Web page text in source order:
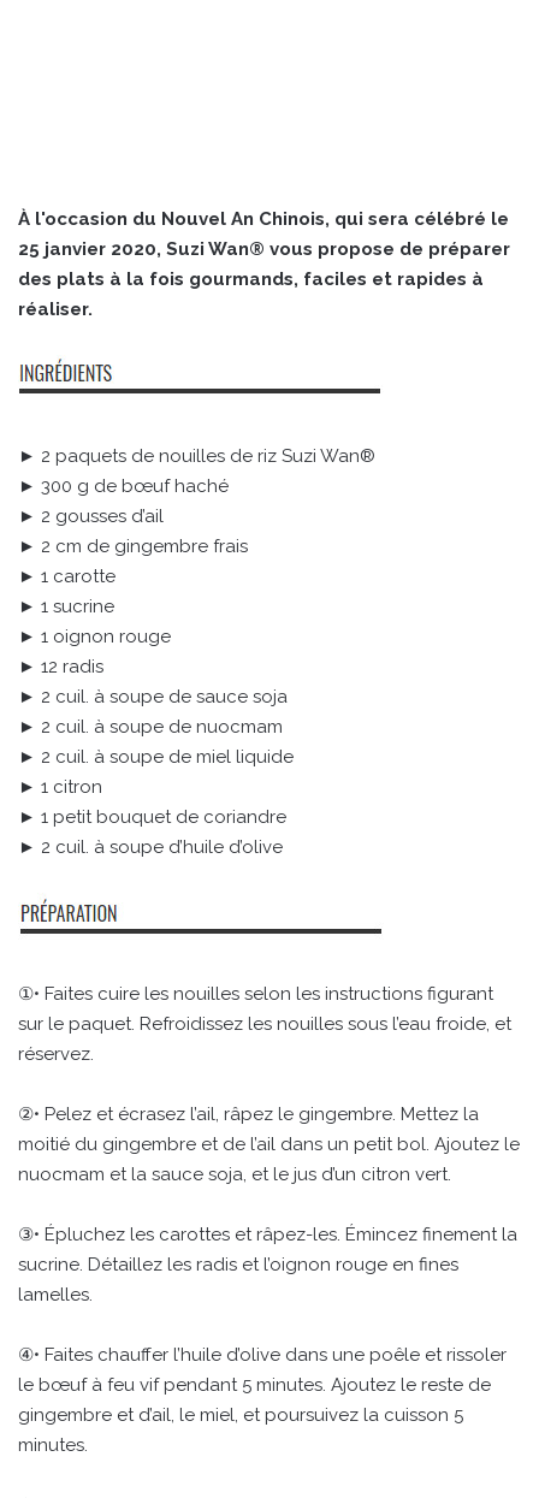
À l'occasion du Nouvel An Chinois, qui sera célébré le
25 janvier 2020, Suzi Wan® vous propose de préparer
des plats à la fois gourmands, faciles et rapides à
réaliser.
► 2 paquets de nouilles de riz Suzi Wan®
► 300 g de bœuf haché
► 2 gousses d’ail
► 2 cm de gingembre frais
► 1 carotte
► 1 sucrine
► 1 oignon rouge
► 12 radis
► 2 cuil. à soupe de sauce soja
► 2 cuil. à soupe de nuocmam
► 2 cuil. à soupe de miel liquide
► 1 citron
► 1 petit bouquet de coriandre
► 2 cuil. à soupe d’huile d’olive
①• Faites cuire les nouilles selon les instructions figurant
sur le paquet. Refroidissez les nouilles sous l’eau froide, et
réservez.
②• Pelez et écrasez l’ail, râpez le gingembre. Mettez la
moitié du gingembre et de l’ail dans un petit bol. Ajoutez le
nuocmam et la sauce soja, et le jus d’un citron vert.
③• Épluchez les carottes et râpez-les. Émincez finement la
sucrine. Détaillez les radis et l’oignon rouge en fines
lamelles.
④• Faites chauffer l’huile d’olive dans une poêle et rissoler
le bœuf à feu vif pendant 5 minutes. Ajoutez le reste de
gingembre et d’ail, le miel, et poursuivez la cuisson 5
minutes.